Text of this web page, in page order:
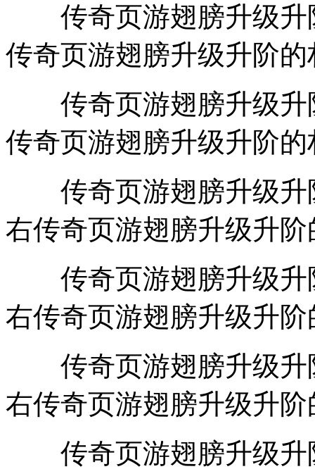
传奇页游翅膀升级升
传奇页游翅膀升级升阶的
传奇页游翅膀升级升
传奇页游翅膀升级升阶的
传奇页游翅膀升级升
右传奇页游翅膀升级升
传奇页游翅膀升级升
右传奇页游翅膀升级升
传奇页游翅膀升级升
右传奇页游翅膀升级升
传奇页游翅膀升级升